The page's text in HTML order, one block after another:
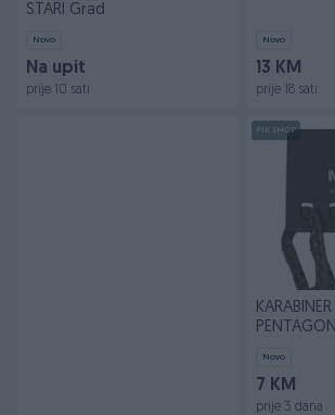
STARI Grad
Novo
Na upit
prije 10 sati
Novo
13 KM
prije 18 sati
PIK SHOP
Novo
7 KM
prije 3 dana